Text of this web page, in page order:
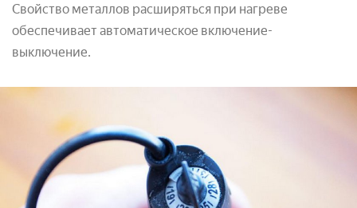
Свойство металлов расширяться при нагреве
обеспечивает автоматическое включение-
выключение.